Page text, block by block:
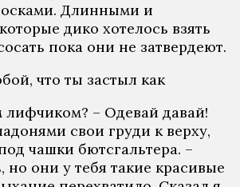
Длинными и
дико хотелось взять
пока они не затвердеют.
что ты застыл как
лифчиком? – Одевай давай!
свои груди к верху,
чашки бютсгальтера. –
они у тебя такие красивые